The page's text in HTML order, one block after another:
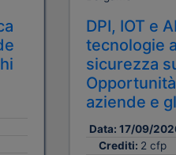
DPI, IOT e
tecnologie
sicurezza
aziende e
Data: 17/09/
Crediti: 2 cfp